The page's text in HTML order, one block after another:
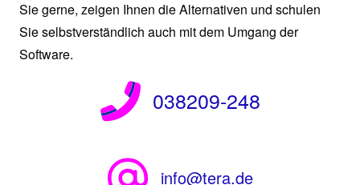
Sie gerne, zeigen Ihnen die Alternativen und schulen
Sie selbstverständlich auch mit dem Umgang der
Software.
038209-248
info@tera.de